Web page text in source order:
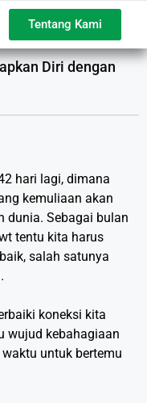
Tentang Kami
Diri dengan
hari lagi, dimana
kemuliaan akan
dunia. Sebagai bulan
tentu kita harus
salah satunya
koneksi kita
wujud kebahagiaan
untuk bertemu